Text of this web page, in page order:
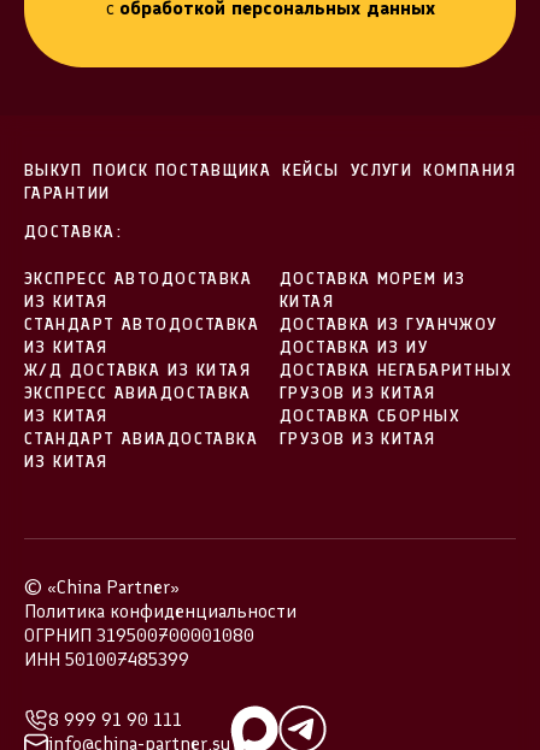
с обработкой персональных данных
ДОСТАВКА:
ЭКСПРЕСС АВТОДОСТАВКА
ИЗ КИТАЯ
СТАНДАРТ АВТОДОСТАВКА
ИЗ КИТАЯ
Ж/Д ДОСТАВКА ИЗ КИТАЯ
ЭКСПРЕСС АВИАДОСТАВКА
ИЗ КИТАЯ
СТАНДАРТ АВИАДОСТАВКА
ИЗ КИТАЯ
ДОСТАВКА МОРЕМ ИЗ
КИТАЯ
ДОСТАВКА ИЗ ГУАНЧЖОУ
ДОСТАВКА ИЗ ИУ
ДОСТАВКА НЕГАБАРИТНЫХ
ГРУЗОВ ИЗ КИТАЯ
ДОСТАВКА СБОРНЫХ
ГРУЗОВ ИЗ КИТАЯ
ВЫКУП ПОИСК ПОСТАВЩИКА КЕЙСЫ УСЛУГИ
КОМПАНИЯ
ГАРАНТИИ
© «China Partner»
Политика конфиденциальности
ОГРНИП 319500700001080
ИНН 501007485399
8 999 91 90 111
info@china-partner.su